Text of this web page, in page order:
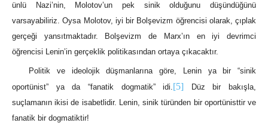
ünlü Nazi’nin, Molotov’un pek sinik olduğunu düşündüğünü
varsayabiliriz. Oysa Molotov, iyi bir Bolşevizm öğrencisi olarak, çıplak
gerçeği yansıtmaktadır. Bolşevizm de Marx’ın en iyi devrimci
öğrencisi Lenin’in gerçeklik politikasından ortaya çıkacaktır.
Politik ve ideolojik düşmanlarına göre, Lenin ya bir “sinik
oportünist” ya da “fanatik dogmatik” idi. [5] Düz bir bakışla,
suçlamanın ikisi de isabetlidir. Lenin, sinik türünden bir oportünisttir ve
fanatik bir dogmatiktir!